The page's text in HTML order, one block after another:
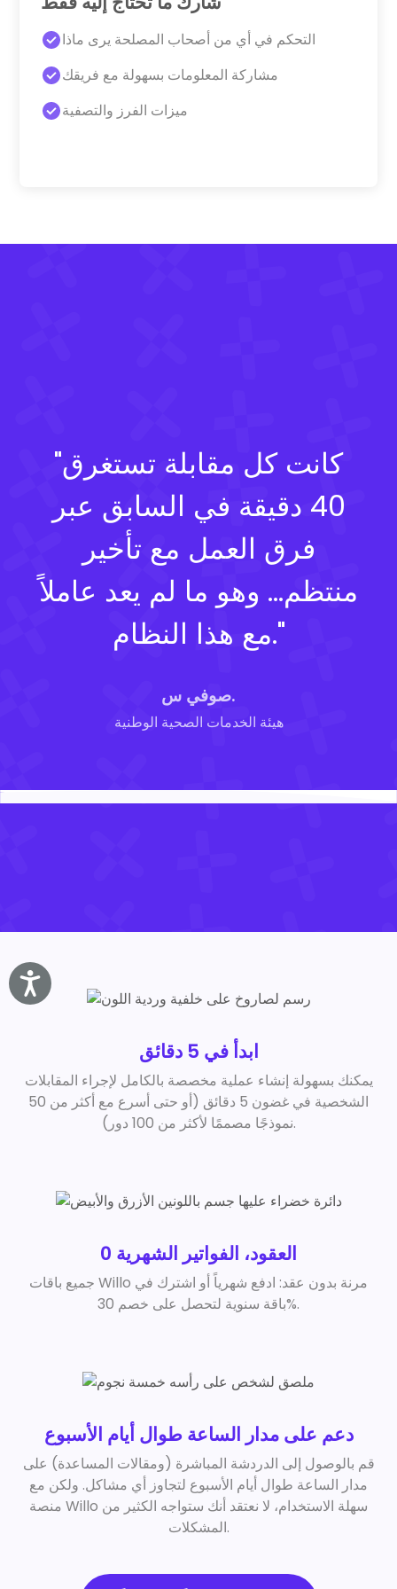
Accessibility
التحكم في أي من أصحاب المصلحة يرى ماذا
مشاركة المعلومات بسهولة مع فريقك
ميزات الفرز والتصفية
"كانت كل مقابلة تستغرق
40 دقيقة في السابق عبر
فرق العمل مع تأخير
منتظم... وهو ما لم يعد عاملاً
مع هذا النظام."
صوفي س.
هيئة الخدمات الصحية الوطنية
ابدأ في 5 دقائق
يمكنك بسهولة إنشاء عملية مخصصة بالكامل لإجراء المقابلات
الشخصية في غضون 5 دقائق (أو حتى أسرع مع أكثر من 50
نموذجًا مصممًا لأكثر من 100 دور).
0 العقود، الفواتير الشهرية
جميع باقات Willo مرنة بدون عقد: ادفع شهرياً أو اشترك في
باقة سنوية لتحصل على خصم 30%.
دعم على مدار الساعة طوال أيام الأسبوع
قم بالوصول إلى الدردشة المباشرة (ومقالات المساعدة) على
مدار الساعة طوال أيام الأسبوع لتجاوز أي مشاكل. ولكن مع
منصة Willo سهلة الاستخدام، لا نعتقد أنك ستواجه الكثير من
المشكلات.